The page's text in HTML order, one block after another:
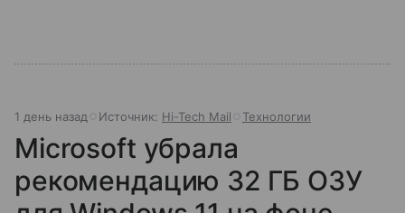
1 день назад Источник: Hi-Tech Mail Технологии
Microsoft убрала
рекомендацию 32 ГБ ОЗУ